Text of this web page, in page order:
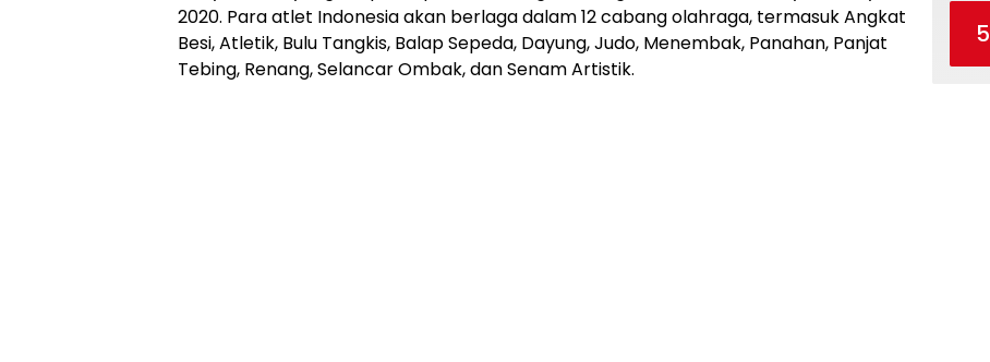
2020. Para atlet Indonesia akan berlaga dalam 12 cabang olahraga, termasuk Angkat
Besi, Atletik, Bulu Tangkis, Balap Sepeda, Dayung, Judo, Menembak, Panahan, Panjat
Tebing, Renang, Selancar Ombak, dan Senam Artistik.
5